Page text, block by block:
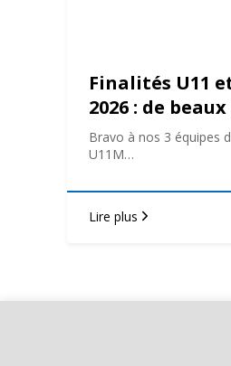
Finalités U11
2026 : de
au BAHB !
Bravo à nos 3 équipes
U11M…
Lire plus